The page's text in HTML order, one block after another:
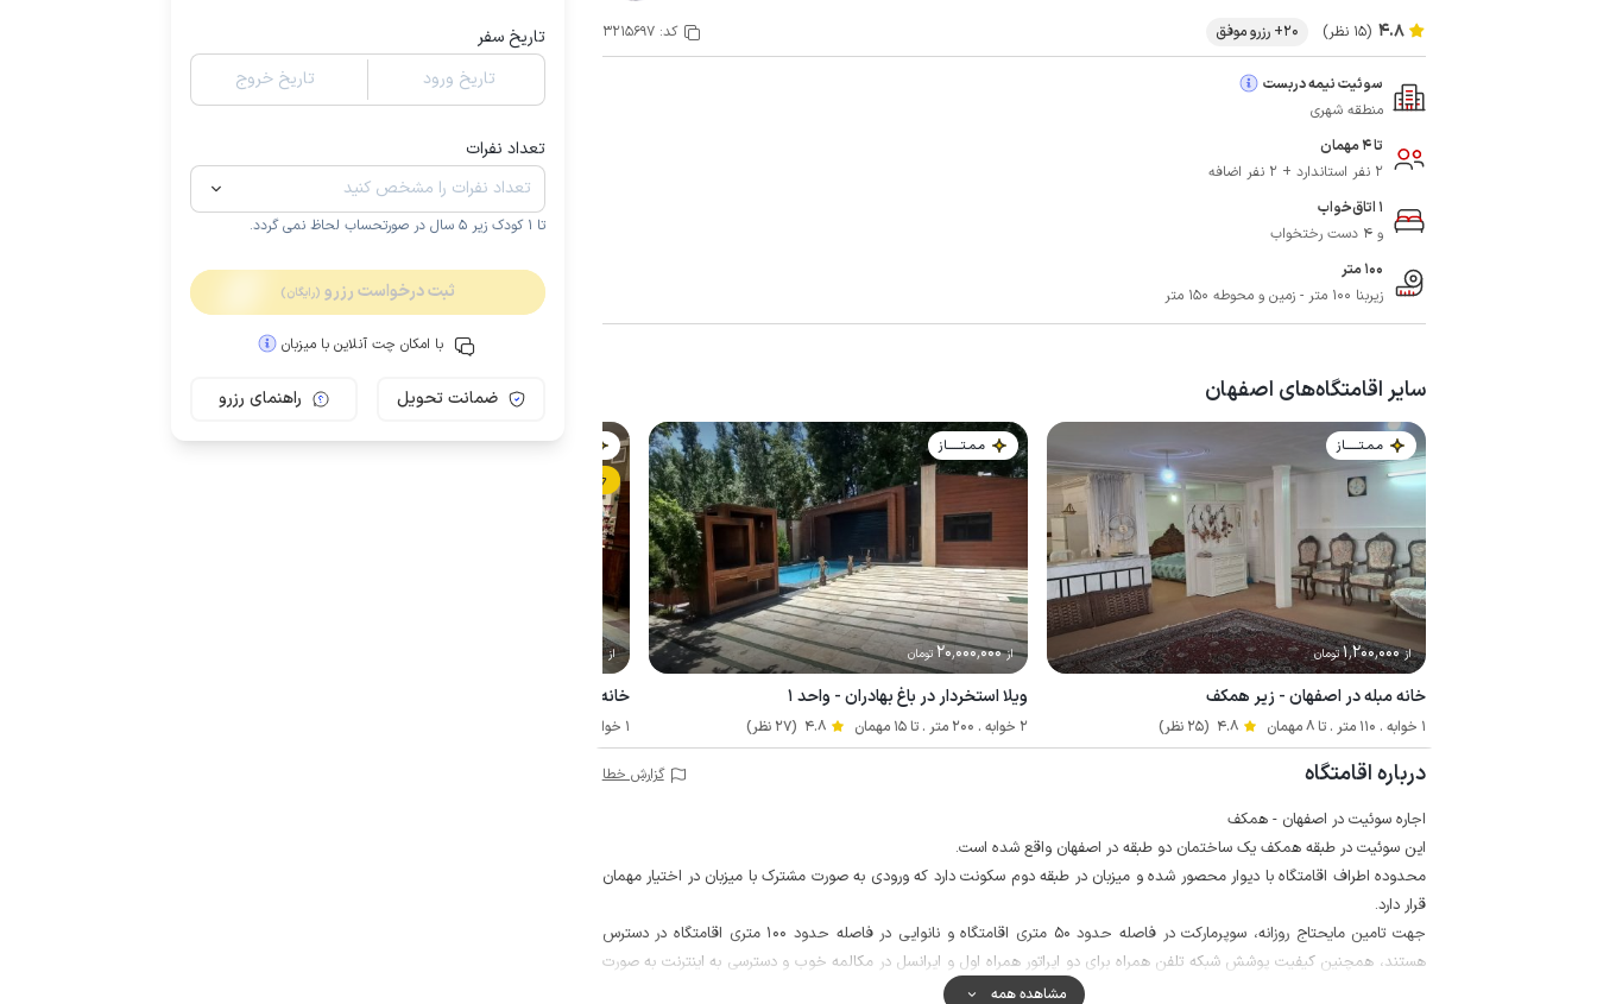
4.8 (15 نظر) 20+ رزرو موفق کد:3215697
سوئیت نیمه دربست
منطقه شهری
تا 4 مهمان
2 نفر استاندارد + 2 نفر اضافه
1 اتاق‌خواب
و 4 دست رختخواب
100 متر
زیربنا 100 متر - زمین و محوطه 150 متر
سایر اقامتگاه‌های اصفهان
مـمـتــــــاز
از 1٬200٬000تومان
خانه مبله در اصفهان - زیر همکف
1 خوابه . 110 متر . تا 8 مهمان 4.8 (25 نظر)
مـمـتــــــاز
از 20٬000٬000 تومان
ویلا استخردار در باغ بهادران - واحد ۱
2 خوابه . 200 متر . تا 15 مهمان 4.8 (27 نظر)
مـمـتــــــاز
از 2٬500٬000
خانه سنتی در اصفهان - زیر همکف
1 خوابه . 90 متر . تا 5 مهمان
مـمـتــــــاز
درباره اقامتگاه گزارش خطا
اجاره سوئیت در اصفهان - همکف
این سوئیت در طبقه همکف یک ساختمان دو طبقه در اصفهان واقع شده است.
محدوده اطراف اقامتگاه با دیوار محصور شده و میزبان در طبقه دوم سکونت دارد که ورودی به صورت مشترک با میزبان در اختیار مهمان
قرار دارد.
جهت تامین مایحتاج روزانه، سوپرمارکت در فاصله حدود 50 متری اقامتگاه و نانوایی در فاصله حدود 100 متری اقامتگاه در دسترس
هستند، همچنین کیفیت پوشش شبکه تلفن همراه برای دو اپراتور همراه اول و ایرانسل در مکالمه خوب و دسترسی به اینترنت به صورت
مشاهده همه
تاریخ سفر
تاریخ ورود
تاریخ خروج
تعداد نفرات
تا 1 کودک زیر 5 سال در صورتحساب لحاظ نمی گردد.
ثبت درخواست رزرو (رایگان)
با امکان چت آنلاین با میزبان
ضمانت تحویل راهنمای رزرو